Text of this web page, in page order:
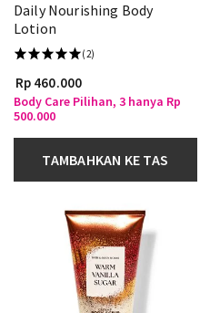
Daily Nourishing Body
Lotion
(2)
Rp 460.000
Body Care Pilihan, 3 hanya Rp
500.000
TAMBAHKAN KE TAS